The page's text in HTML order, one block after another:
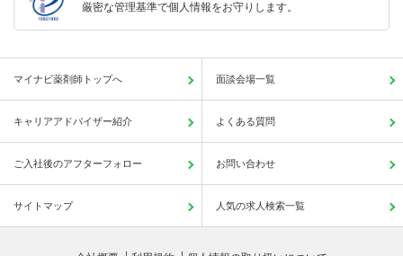
厳密な管理基準で個人情報をお守りします。
マイナビ薬剤師トップへ 面談会場一覧
キャリアアドバイザー紹介 よくある質問
ご入社後のアフターフォロー お問い合わせ
サイトマップ 人気の求人検索一覧